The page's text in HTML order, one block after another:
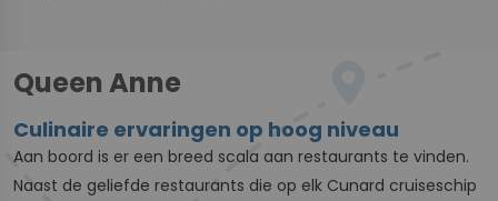
Queen Anne
Culinaire ervaringen op hoog niveau
Aan boord is er een breed scala aan restaurants te vinden.
Naast de geliefde restaurants die op elk Cunard cruiseschip